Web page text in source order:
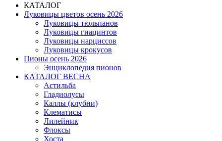
КАТАЛОГ
Луковицы цветов осень 2026
Луковицы тюльпанов
Луковицы гиацинтов
Луковицы нарциссов
Луковицы крокусов
Пионы осень 2026
Энциклопедия пионов
КАТАЛОГ ВЕСНА
Астильба
Гладиолусы
Каллы (клубни)
Клематисы
Лилейник
Флоксы
Хоста